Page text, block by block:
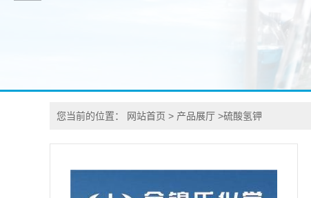
您当前的位置： 网站首页 > 产品展厅 >硫酸氢钾